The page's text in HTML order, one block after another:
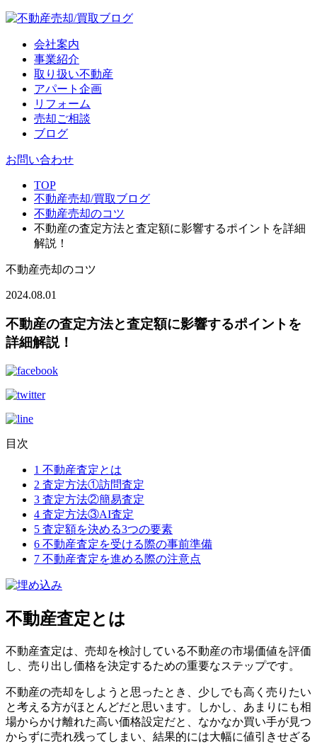
会社案内
事業紹介
取り扱い不動産
アパート企画
リフォーム
売却ご相談
ブログ
お問い合わせ
TOP
不動産売却/買取ブログ
不動産売却のコツ
不動産の査定方法と査定額に影響するポイントを詳細
解説！
不動産売却のコツ
2024.08.01
不動産の査定方法と査定額に影響するポイントを
詳細解説！
目次
1 不動産査定とは
2 査定方法①訪問査定
3 査定方法②簡易査定
4 査定方法③AI査定
5 査定額を決める3つの要素
6 不動産査定を受ける際の事前準備
7 不動産査定を進める際の注意点
不動産査定とは
不動産査定は、売却を検討している不動産の市場価値を評価
し、売り出し価格を決定するための重要なステップです。
不動産の売却をしようと思ったとき、少しでも高く売りたい
と考える方がほとんどだと思います。しかし、あまりにも相
場からかけ離れた高い価格設定だと、なかなか買い手が見つ
からずに売れ残ってしまい、結果的には大幅に値引きせざる